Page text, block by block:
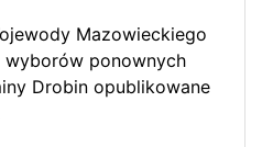
Mazowieckiego
wyborów ponownych
Drobin opublikowane